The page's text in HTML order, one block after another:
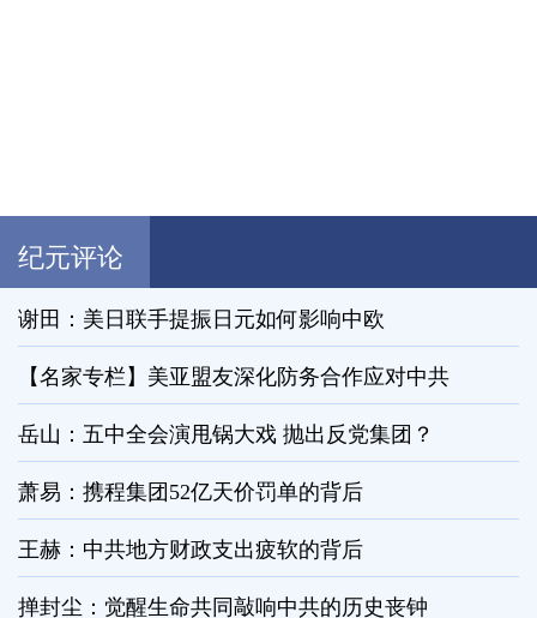
纪元评论
谢田：美日联手提振日元如何影响中欧
【名家专栏】美亚盟友深化防务合作应对中共
岳山：五中全会演甩锅大戏 抛出反党集团？
萧易：携程集团52亿天价罚单的背后
王赫：中共地方财政支出疲软的背后
掸封尘：觉醒生命共同敲响中共的历史丧钟